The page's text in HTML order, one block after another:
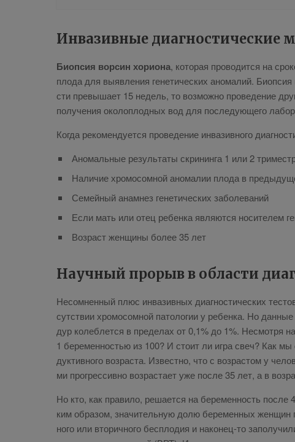
Ин­ва­зив­ные ди­а­гно­сти­че­ские
Биоп­сия вор­син хо­ри­о­на, ко­то­рая про­во­дит­ся на
пло­да для вы­яв­ле­ния ге­не­ти­че­ских ано­ма­лий.
сти пре­вы­ша­ет 15 недель, то воз­мож­но про­ве­де­ние
по­лу­че­ния око­ло­плод­ных вод для по­сле­ду­ю­ще­го
Ко­гда ре­ко­мен­ду­ет­ся про­ве­де­ние ин­ва­зив­но­го
Ано­маль­ные ре­зуль­та­ты скри­нин­га 1 или 2
На­ли­чие хро­мо­сом­ной ано­ма­лии пло­да в
Се­мей­ный ана­мнез ге­не­ти­че­ских за­боле­ва­ний
Ес­ли мать или отец ре­бен­ка яв­ля­ют­ся но­си­те­лем
Воз­раст жен­щи­ны бо­лее 35 лет
На­уч­ный про­рыв в об­ла­сти
Несо­мнен­ный плюс ин­ва­зив­ных ди­а­гно­сти­че­ских
сут­ствии хро­мо­сом­ной па­то­ло­гии у ре­бен­ка. Но
дур ко­леб­лет­ся в пре­де­лах от 0,1% до 1%. Несмот­ря
1 бе­ре­мен­но­стью из 100? И сто­ит ли иг­ра свеч? Как
дук­тив­но­го воз­рас­та. Из­вест­но, что с воз­рас­том у
ми про­грес­сив­но воз­рас­та­ет уже по­сле 35 лет, а в
Но кто, как пра­ви­ло, ре­ша­ет­ся на бе­ре­мен­ность
ким об­ра­зом, зна­чи­тель­ную до­лю бе­ре­мен­ных жен­щин
но­го или вто­рич­но­го бес­пло­дия и на­ко­нец-то